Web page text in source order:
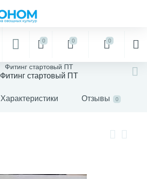
0 0 0
Фитинг стартовый ПТ
Фитинг стартовый ПТ
Характеристики Отзывы 0